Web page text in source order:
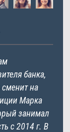
банка,
на
Марка
занимал
с 2014 г. В